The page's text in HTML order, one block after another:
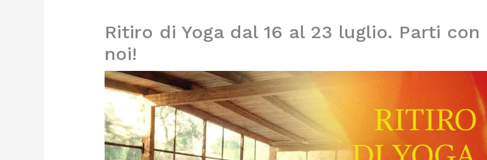
Ritiro di Yoga dal 16 al 23 luglio. Parti con
noi!